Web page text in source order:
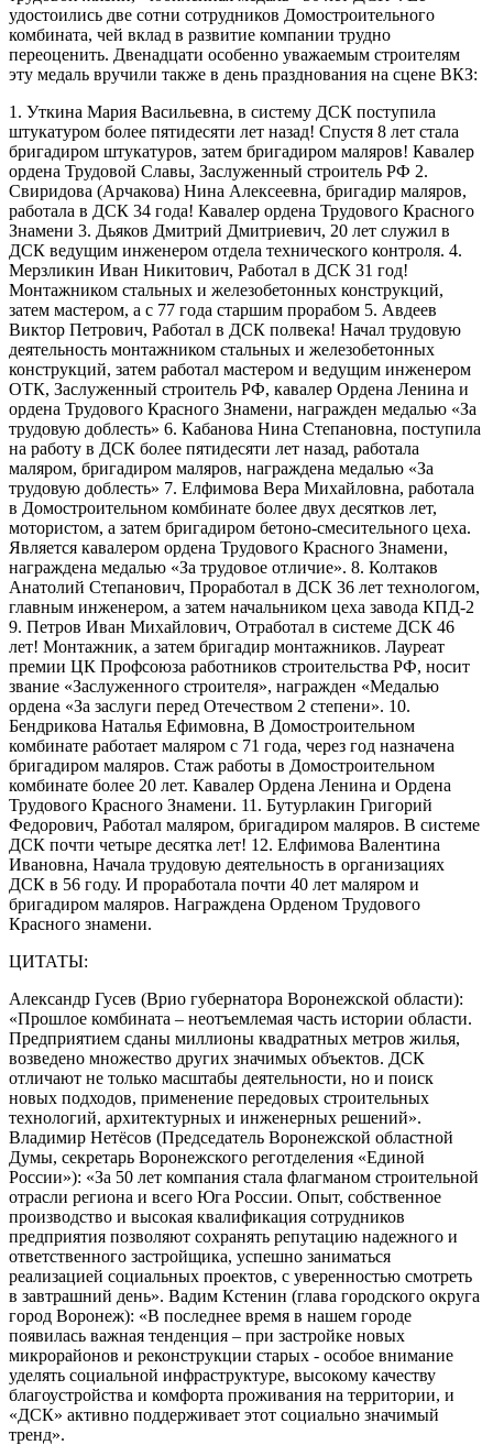
удостоились две сотни сотрудников Домостроительного
комбината, чей вклад в развитие компании трудно
переоценить. Двенадцати особенно уважаемым строителям
эту медаль вручили также в день празднования на сцене ВКЗ:
1. Уткина Мария Васильевна, в систему ДСК поступила
штукатуром более пятидесяти лет назад! Спустя 8 лет стала
бригадиром штукатуров, затем бригадиром маляров! Кавалер
ордена Трудовой Славы, Заслуженный строитель РФ 2.
Свиридова (Арчакова) Нина Алексеевна, бригадир маляров,
работала в ДСК 34 года! Кавалер ордена Трудового Красного
Знамени 3. Дьяков Дмитрий Дмитриевич, 20 лет служил в
ДСК ведущим инженером отдела технического контроля. 4.
Мерзликин Иван Никитович, Работал в ДСК 31 год!
Монтажником стальных и железобетонных конструкций,
затем мастером, а с 77 года старшим прорабом 5. Авдеев
Виктор Петрович, Работал в ДСК полвека! Начал трудовую
деятельность монтажником стальных и железобетонных
конструкций, затем работал мастером и ведущим инженером
ОТК, Заслуженный строитель РФ, кавалер Ордена Ленина и
ордена Трудового Красного Знамени, награжден медалью «За
трудовую доблесть» 6. Кабанова Нина Степановна, поступила
на работу в ДСК более пятидесяти лет назад, работала
маляром, бригадиром маляров, награждена медалью «За
трудовую доблесть» 7. Елфимова Вера Михайловна, работала
в Домостроительном комбинате более двух десятков лет,
мотористом, а затем бригадиром бетоно-смесительного цеха.
Является кавалером ордена Трудового Красного Знамени,
награждена медалью «За трудовое отличие». 8. Колтаков
Анатолий Степанович, Проработал в ДСК 36 лет технологом,
главным инженером, а затем начальником цеха завода КПД-2
9. Петров Иван Михайлович, Отработал в системе ДСК 46
лет! Монтажник, а затем бригадир монтажников. Лауреат
премии ЦК Профсоюза работников строительства РФ, носит
звание «Заслуженного строителя», награжден «Медалью
ордена «За заслуги перед Отечеством 2 степени». 10.
Бендрикова Наталья Ефимовна, В Домостроительном
комбинате работает маляром с 71 года, через год назначена
бригадиром маляров. Стаж работы в Домостроительном
комбинате более 20 лет. Кавалер Ордена Ленина и Ордена
Трудового Красного Знамени. 11. Бутурлакин Григорий
Федорович, Работал маляром, бригадиром маляров. В системе
ДСК почти четыре десятка лет! 12. Елфимова Валентина
Ивановна, Начала трудовую деятельность в организациях
ДСК в 56 году. И проработала почти 40 лет маляром и
бригадиром маляров. Награждена Орденом Трудового
Красного знамени.
ЦИТАТЫ:
Александр Гусев (Врио губернатора Воронежской области):
«Прошлое комбината – неотъемлемая часть истории области.
Предприятием сданы миллионы квадратных метров жилья,
возведено множество других значимых объектов. ДСК
отличают не только масштабы деятельности, но и поиск
новых подходов, применение передовых строительных
технологий, архитектурных и инженерных решений».
Владимир Нетёсов (Председатель Воронежской областной
Думы, секретарь Воронежского реготделения «Единой
России»): «За 50 лет компания стала флагманом строительной
отрасли региона и всего Юга России. Опыт, собственное
производство и высокая квалификация сотрудников
предприятия позволяют сохранять репутацию надежного и
ответственного застройщика, успешно заниматься
реализацией социальных проектов, с уверенностью смотреть
в завтрашний день». Вадим Кстенин (глава городского округа
город Воронеж): «В последнее время в нашем городе
появилась важная тенденция – при застройке новых
микрорайонов и реконструкции старых - особое внимание
уделять социальной инфраструктуре, высокому качеству
благоустройства и комфорта проживания на территории, и
«ДСК» активно поддерживает этот социально значимый
тренд».